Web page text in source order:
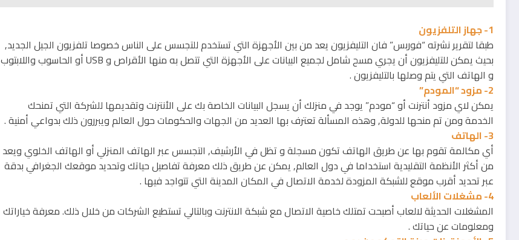
1- جهاز التلفزيون
طبقا لتقرير نشرته “فوربس” فان التليفزيون يعد من بين الأجهزة التي تستخدم للتجسس على الناس خصوصا تلفزيون الجيل الجديد,
بحيث يمكن للتليفزيون أن يجري مسح شامل لجميع البيانات على الأجهزة التي تتصل به منها الأقراص و USB أو الحاسوب واللابتوب
و الهاتف التي يتم وصلها بالتليفزيون .
2- مزود “المودم”
يمكن لاي مزود أنترنت أو “مودم” يوجد في منزلك أن يسجل البيانات الخاصة بك على الأنترنت وتقديمها للشركة التي تمنحك
الخدمة ومن تم منحها للدولة, وهذه المسألة تعترف بها العديد من الجهات والحكومات حول العالم ويبررون ذلك بدواعي أمنية .
3- الهاتف
أي مكالمة تقوم بها عن طريق الهاتف تكون مسجلة و تظل في الأرشيف, التجسس عبر الهاتف المنزلي أو الهاتف الخلوي ويعد
من أكثر الأنظمة التقليدية استخداما في دول العالم, يمكن عن طريق ذلك معرفة تفاصيل حياتك وتحديد موقعك الجغرافي بدقة
عبر تحديد أقرب موقع للشبكة المزودة لخدمة الاتصال في المكان المدينة التي تتواجد فيها .
4- مشغلات الألعاب
المشغلات الحديثة لالعاب أصبحت تمتلك خاصية الاتصال مع شبكة الانترنت وبالتالي تستطيع الشركات من خلال ذلك. معرفة خياراتك
ومعلومات عن حياتك .